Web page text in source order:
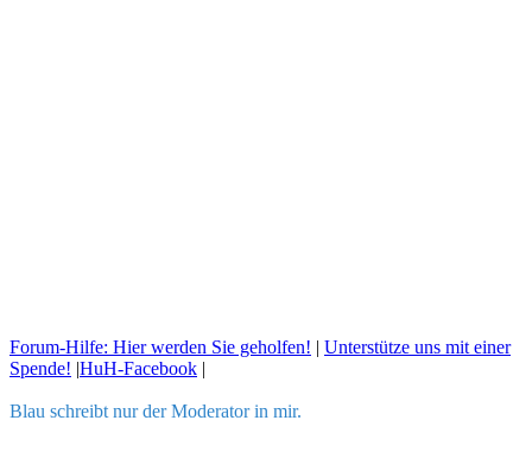
Forum-Hilfe: Hier werden Sie geholfen! | Unterstütze uns mit einer
Spende! |HuH-Facebook |
Blau schreibt nur der Moderator in mir.